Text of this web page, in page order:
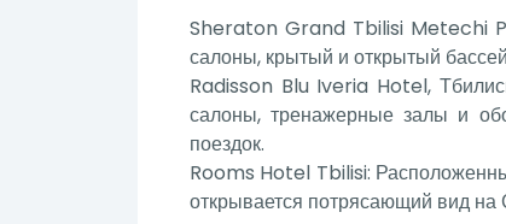
Sheraton Grand Tbilisi Metechi
салоны, крытый и открытый
Radisson Blu Iveria Hotel,
салоны, тренажерные залы и
поездок.
Rooms Hotel Tbilisi:
открывается потрясающий вид